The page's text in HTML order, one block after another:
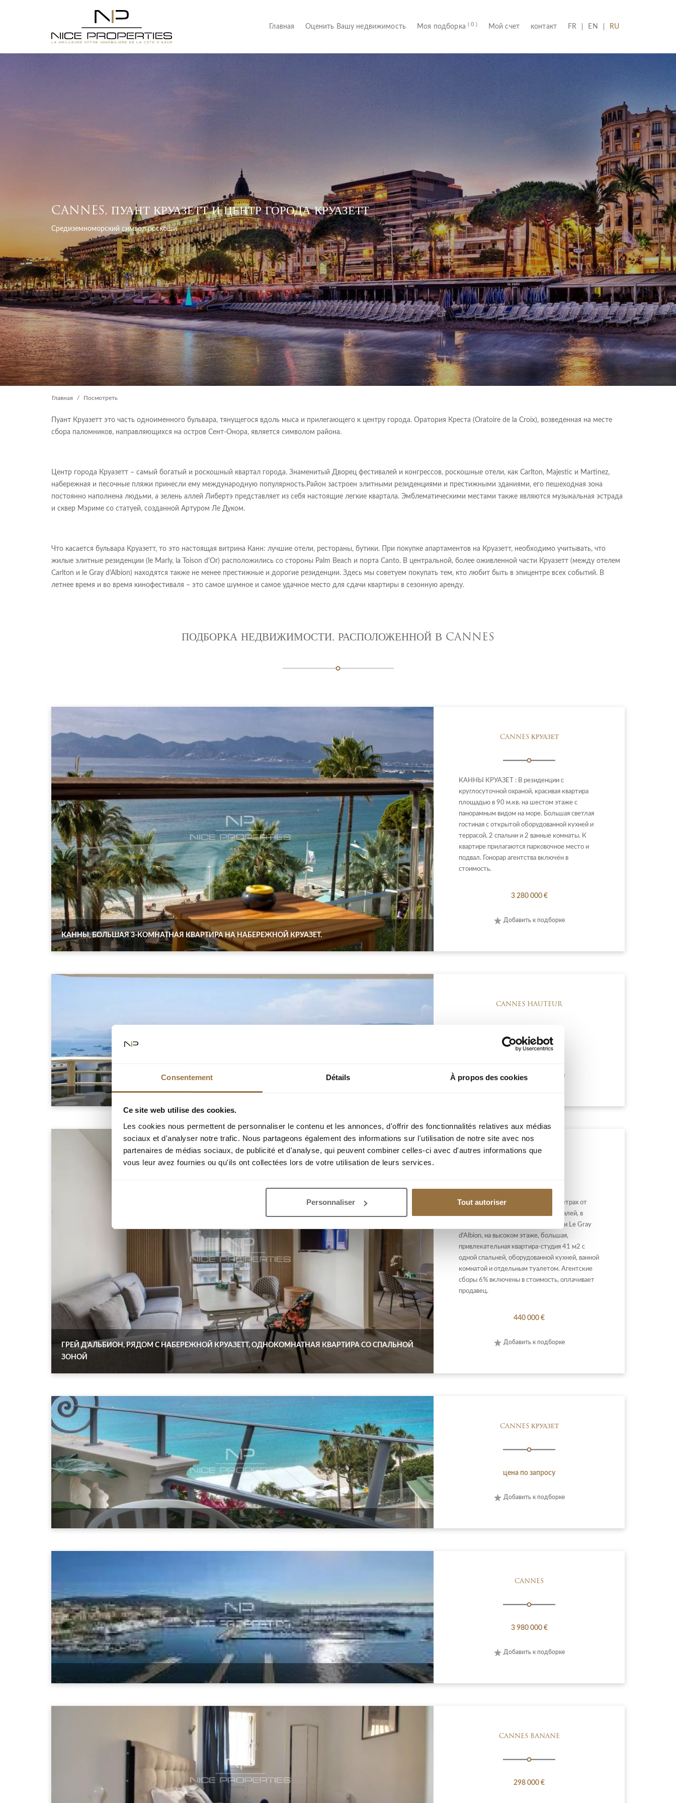
Consentement Détails À propos des cookies
Ce site web utilise des cookies.
Les cookies nous permettent de personnaliser le contenu et les annonces, d'offrir des fonctionnalités relatives aux médias
sociaux et d'analyser notre trafic. Nous partageons également des informations sur l'utilisation de notre site avec nos
partenaires de médias sociaux, de publicité et d'analyse, qui peuvent combiner celles-ci avec d'autres informations que
vous leur avez fournies ou qu'ils ont collectées lors de votre utilisation de leurs services.
Personnaliser Tout autoriser
Главная (current)
Оценить Вашу недвижимость Моя подборка( 0 ) Мой счет контакт FR (CURRENT)
EN RU
Главная Посмотреть
CANNES, ПУАНТ КРУАЗЕТТ И ЦЕНТР ГОРОДА КРУАЗЕТТ
Средиземноморский символ роскоши
Пуант Круазетт это часть одноименного бульвара, тянущегося вдоль мыса и прилегающего к центру города. Оратория Креста (Оratoire de la Croix), возведенная на месте
сбора паломников, направляющихся на остров Сент-Онора, является символом района.
Центр города Круазетт – самый богатый и роскошный квартал города. Знаменитый Дворец фестивалей и конгрессов, роскошные отели, как Carlton, Majestic и Martinez,
набережная и песочные пляжи принесли ему международную популярность.Район застроен элитными резиденциями и престижными зданиями, его пешеходная зона
постоянно наполнена людьми, а зелень аллей Либертэ представляет из себя настоящие легкие квартала. Эмблематическими местами также являются музыкальная эстрада
и сквер Мэриме со статуей, созданной Артуром Ле Дуком.
Что касается бульвара Круазетт, то это настоящая витрина Канн: лучшие отели, рестораны, бутики. При покупке апартаментов на Круазетт, необходимо учитывать, что
жилые элитные резиденции (le Marly, la Toison d'Or) расположились со стороны Palm Beach и порта Canto. В центральной, более оживленной части Круазетт (между отелем
Carlton и le Gray d'Albion) находятся также не менее престижные и дорогие резиденции. Здесь мы советуем покупать тем, кто любит быть в эпицентре всех событий. В
летнее время и во время кинофестиваля – это самое шумное и самое удачное место для сдачи квартиры в сезонную аренду.
ПОДБОРКА НЕДВИЖИМОСТИ, РАСПОЛОЖЕННОЙ В CANNES
КАННЫ, БОЛЬШАЯ 3-КОМНАТНАЯ КВАРТИРА НА НАБЕРЕЖНОЙ КРУАЗЕТ.
CANNES КРУАЗЕТ
КАННЫ КРУАЗЕТ : В резиденции с
круглосуточной охраной, красивая квартира
площадью в 90 м.кв. на шестом этаже с
панорамным видом на море. Большая светлая
гостиная с открытой оборудованной кухней и
террасой, 2 спальни и 2 ванные комнаты. К
квартире прилагаются парковочное место и
подвал. Гонорар агентства включён в
стоимость.
3 280 000 €
Добавить к подборке
CANNES HAUTEUR
1 895 000 €
Добавить к подборке
ГРЕЙ Д'АЛЬБИОН, РЯДОМ С НАБЕРЕЖНОЙ КРУАЗЕТТ, ОДНОКОМНАТНАЯ КВАРТИРА СО СПАЛЬНОЙ
ЗОНОЙ
КАННЫ / БАНАН: В нескольких метрах от
пляжей Круазетт и Дворца Фестивалей, в
знаменитой охраняемой резиденции Le Gray
d'Albion, на высоком этаже, большая,
привлекательная квартира-студия 41 м2 с
одной спальней, оборудованной кухней, ванной
комнатой и отдельным туалетом. Агентские
сборы 6% включены в стоимость, оплачивает
продавец.
440 000 €
Добавить к подборке
CANNES КРУАЗЕТ
цена по запросу
Добавить к подборке
CANNES
3 980 000 €
Добавить к подборке
CANNES BANANE
298 000 €